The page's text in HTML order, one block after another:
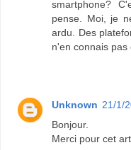
smartphone?
pense. Moi, je
ardu. Des
n'en connais pas
Unknown 21/1/
Bonjour.
Merci pour cet